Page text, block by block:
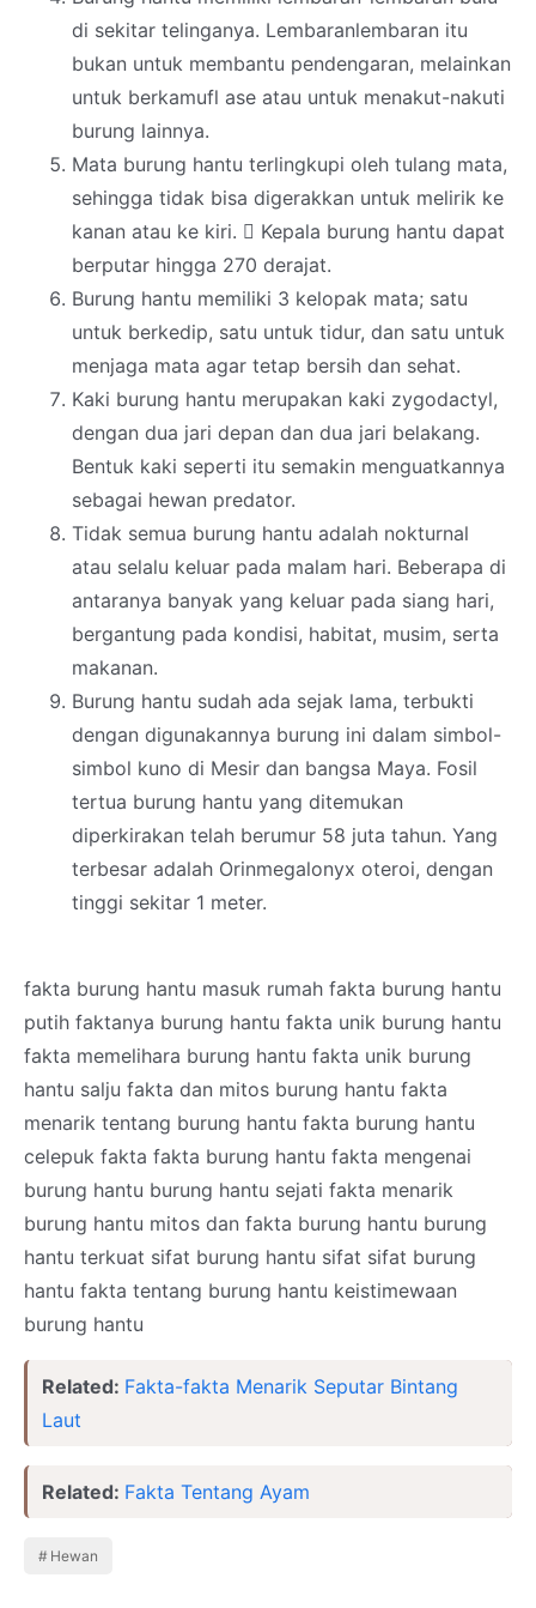
di sekitar telinganya. Lembaranlembaran itu
bukan untuk membantu pendengaran, melainkan
untuk berkamufl ase atau untuk menakut-nakuti
burung lainnya.
Mata burung hantu terlingkupi oleh tulang mata,
sehingga tidak bisa digerakkan untuk melirik ke
kanan atau ke kiri. 􀂙 Kepala burung hantu dapat
berputar hingga 270 derajat.
Burung hantu memiliki 3 kelopak mata; satu
untuk berkedip, satu untuk tidur, dan satu untuk
menjaga mata agar tetap bersih dan sehat.
Kaki burung hantu merupakan kaki zygodactyl,
dengan dua jari depan dan dua jari belakang.
Bentuk kaki seperti itu semakin menguatkannya
sebagai hewan predator.
Tidak semua burung hantu adalah nokturnal
atau selalu keluar pada malam hari. Beberapa di
antaranya banyak yang keluar pada siang hari,
bergantung pada kondisi, habitat, musim, serta
makanan.
Burung hantu sudah ada sejak lama, terbukti
dengan digunakannya burung ini dalam simbol-
simbol kuno di Mesir dan bangsa Maya. Fosil
tertua burung hantu yang ditemukan
diperkirakan telah berumur 58 juta tahun. Yang
terbesar adalah Orinmegalonyx oteroi, dengan
tinggi sekitar 1 meter.
fakta burung hantu masuk rumah fakta burung hantu
putih faktanya burung hantu fakta unik burung hantu
fakta memelihara burung hantu fakta unik burung
hantu salju fakta dan mitos burung hantu fakta
menarik tentang burung hantu fakta burung hantu
celepuk fakta fakta burung hantu fakta mengenai
burung hantu burung hantu sejati fakta menarik
burung hantu mitos dan fakta burung hantu burung
hantu terkuat sifat burung hantu sifat sifat burung
hantu fakta tentang burung hantu keistimewaan
burung hantu
Related: Fakta-fakta Menarik Seputar Bintang
Laut
Related: Fakta Tentang Ayam
Hewan